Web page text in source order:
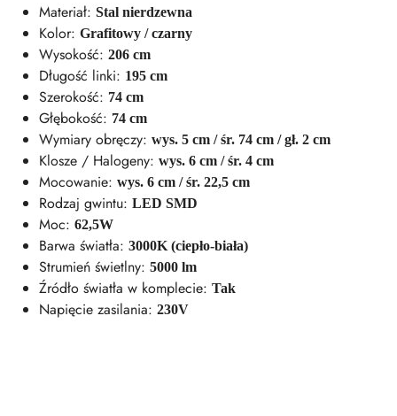
Materiał: Stal nierdzewna
Kolor: Grafitowy / czarny
Wysokość: 206 cm
Długość linki: 195 cm
Szerokość: 74 cm
Głębokość: 74 cm
Wymiary obręczy: wys. 5 cm / śr. 74 cm / gł. 2 cm
Klosze / Halogeny: wys. 6 cm / śr. 4 cm
Mocowanie: wys. 6 cm / śr. 22,5 cm
Rodzaj gwintu: LED SMD
Moc: 62,5W
Barwa światła: 3000K (ciepło-biała)
Strumień świetlny: 5000 lm
Źródło światła w komplecie: Tak
Napięcie zasilania: 230V